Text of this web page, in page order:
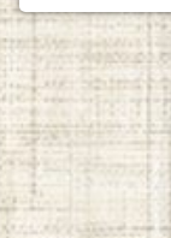
Cookies
básicas e
adequado
Cookie